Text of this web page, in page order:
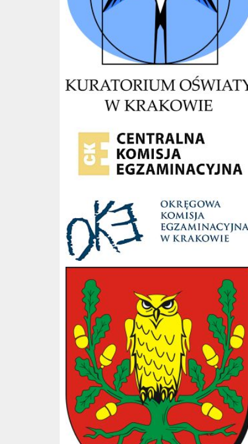
OKE Kraków
Gmina Słopnice